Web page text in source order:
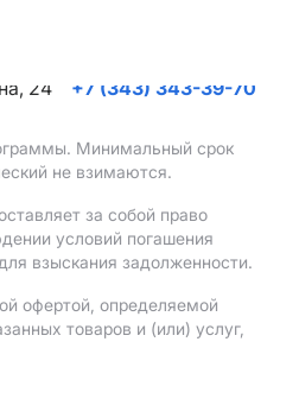
24
+7 (343) 343-39-70
Минимальный срок
не взимаются.
за собой право
условий погашения
взыскания задолженности.
офертой, определяемой
товаров и (или) услуг,